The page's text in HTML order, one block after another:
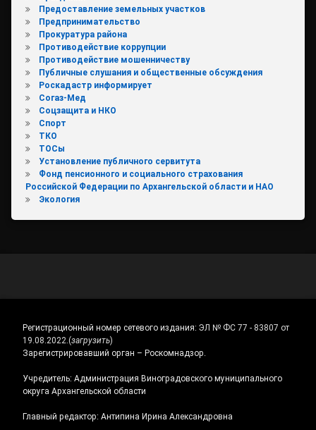
Предоставление земельных участков
Предпринимательство
Прокуратура района
Противодействие коррупции
Противодействие мошенничеству
Публичные слушания и общественные обсуждения
Роскадастр информирует
Согаз-Мед
Соцзащита и НКО
Спорт
ТКО
ТОСы
Установление публичного сервитута
Фонд пенсионного и социального страхования
Российской Федерации по Архангельской области и НАО
Экология
Регистрационный номер сетевого издания: ЭЛ № ФС 77 - 83807 от
19.08.2022.(загрузить)
Зарегистрировавший орган – Роскомнадзор.
Учредитель: Администрация Виноградовского муниципального
округа Архангельской области
Главный редактор: Антипина Ирина Александровна